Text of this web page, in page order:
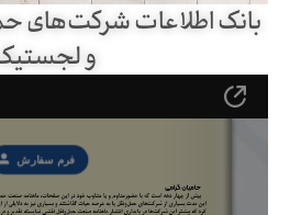
بانک اطلاعات شرکت‌های
و